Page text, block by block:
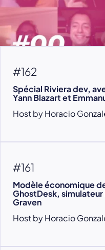
#162
Spécial Riviera dev,
Yann Blazart et
Host by Horacio
#161
Modèle économique
GhostDesk,
Graven
Host by Horacio